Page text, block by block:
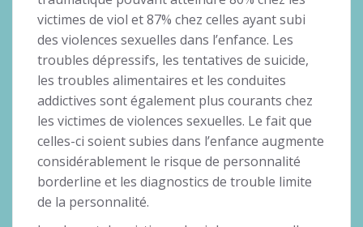
victimes de viol et 87% chez celles ayant subi
des violences sexuelles dans l’enfance. Les
troubles dépressifs, les tentatives de suicide,
les troubles alimentaires et les conduites
addictives sont également plus courants chez
les victimes de violences sexuelles. Le fait que
celles-ci soient subies dans l’enfance augmente
considérablement le risque de personnalité
borderline et les diagnostics de trouble limite
de la personnalité.